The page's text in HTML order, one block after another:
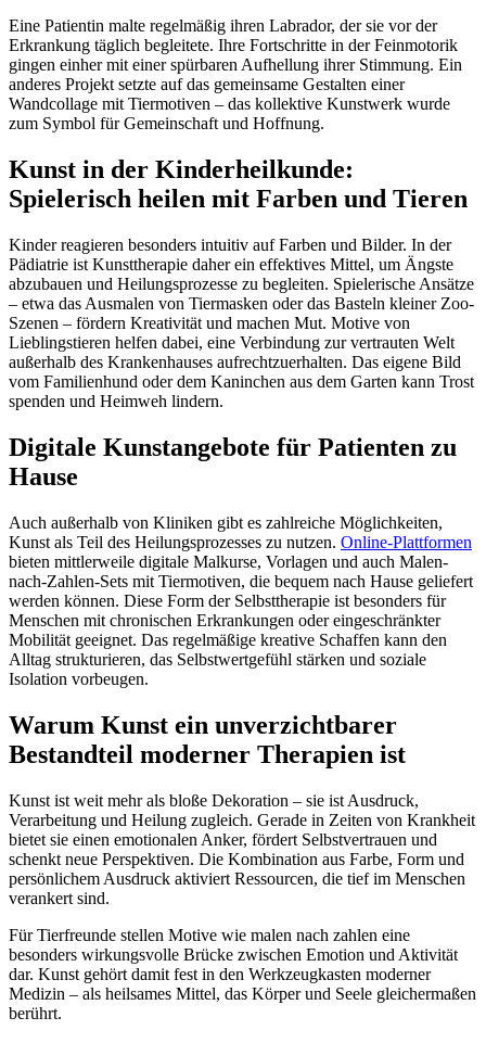
Eine Patientin malte regelmäßig ihren Labrador, der sie vor der
Erkrankung täglich begleitete. Ihre Fortschritte in der Feinmotorik
gingen einher mit einer spürbaren Aufhellung ihrer Stimmung. Ein
anderes Projekt setzte auf das gemeinsame Gestalten einer
Wandcollage mit Tiermotiven – das kollektive Kunstwerk wurde
zum Symbol für Gemeinschaft und Hoffnung.
Kunst in der Kinderheilkunde:
Spielerisch heilen mit Farben und Tieren
Kinder reagieren besonders intuitiv auf Farben und Bilder. In der
Pädiatrie ist Kunsttherapie daher ein effektives Mittel, um Ängste
abzubauen und Heilungsprozesse zu begleiten. Spielerische Ansätze
– etwa das Ausmalen von Tiermasken oder das Basteln kleiner Zoo-
Szenen – fördern Kreativität und machen Mut. Motive von
Lieblingstieren helfen dabei, eine Verbindung zur vertrauten Welt
außerhalb des Krankenhauses aufrechtzuerhalten. Das eigene Bild
vom Familienhund oder dem Kaninchen aus dem Garten kann Trost
spenden und Heimweh lindern.
Digitale Kunstangebote für Patienten zu
Hause
Auch außerhalb von Kliniken gibt es zahlreiche Möglichkeiten,
Kunst als Teil des Heilungsprozesses zu nutzen. Online-Plattformen
bieten mittlerweile digitale Malkurse, Vorlagen und auch Malen-
nach-Zahlen-Sets mit Tiermotiven, die bequem nach Hause geliefert
werden können. Diese Form der Selbsttherapie ist besonders für
Menschen mit chronischen Erkrankungen oder eingeschränkter
Mobilität geeignet. Das regelmäßige kreative Schaffen kann den
Alltag strukturieren, das Selbstwertgefühl stärken und soziale
Isolation vorbeugen.
Warum Kunst ein unverzichtbarer
Bestandteil moderner Therapien ist
Kunst ist weit mehr als bloße Dekoration – sie ist Ausdruck,
Verarbeitung und Heilung zugleich. Gerade in Zeiten von Krankheit
bietet sie einen emotionalen Anker, fördert Selbstvertrauen und
schenkt neue Perspektiven. Die Kombination aus Farbe, Form und
persönlichem Ausdruck aktiviert Ressourcen, die tief im Menschen
verankert sind.
Für Tierfreunde stellen Motive wie malen nach zahlen eine
besonders wirkungsvolle Brücke zwischen Emotion und Aktivität
dar. Kunst gehört damit fest in den Werkzeugkasten moderner
Medizin – als heilsames Mittel, das Körper und Seele gleichermaßen
berührt.